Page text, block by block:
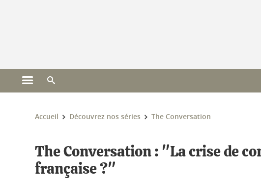
Ouvrir le menu principal
Vous êtes ici :
Accueil Découvrez nos séries The Conversation
The Conversation : "La crise de
française ?"